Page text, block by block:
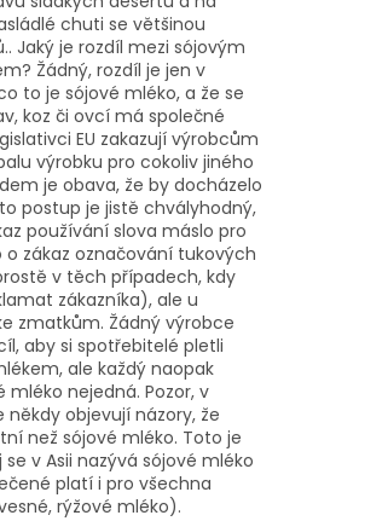
chuti se většinou
Jaký je rozdíl mezi sójovým
Žádný, rozdíl je jen v
to je sójové mléko, a že se
koz či ovcí má společné
EU zakazují výrobcům
výrobku pro cokoliv jiného
je obava, že by docházelo
postup je jistě chvályhodný,
používání slova máslo pro
zákaz označování tukových
v těch případech, kdy
zákazníka), ale u
zmatkům. Žádný výrobce
aby si spotřebitelé pletli
ale každý naopak
mléko nejedná. Pozor, v
objevují názory, že
než sójové mléko. Toto je
v Asii nazývá sójové mléko
platí i pro všechna
rýžové mléko).